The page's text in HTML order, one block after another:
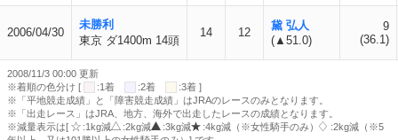
2006/04/30
未勝利
東京 ダ1400m 14頭
14 12
黛 弘人
(▲51.0)
9
(36.1)
2008/11/3 00:00 更新
※着順の色分け [
:1着 :2着
:3着 ]
※「平地競走成績」と「障害競走成績」はJRAのレースのみとなります。
※「出走レース」はJRA、地方、海外で出走したレースの成績となります。
※減量表示は[
:1kg減 :2kg減 :3kg減 :4kg減（※女性騎手のみ）
:2kg減（※5